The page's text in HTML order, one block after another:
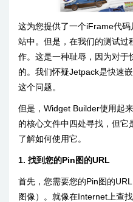
这为您提供了一个iFrame代
站中。但是，在我们的测试过
作。这是一种耻辱，因为对于
的。我们怀疑Jetpack是快速
这个问题。
但是，Widget Builder使用起
的核心文件中四处寻找，但
了解如何使用它。
1. 找到您的Pin图的URL
首先，您需要您的Pin图的
图像）。就像在Internet上查